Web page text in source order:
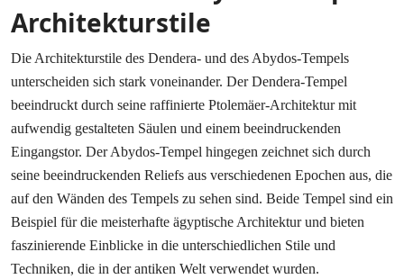
Architekturstile
Die Architekturstile des Dendera- und des Abydos-Tempels
unterscheiden sich stark voneinander. Der Dendera-Tempel
beeindruckt durch seine raffinierte Ptolemäer-Architektur mit
aufwendig gestalteten Säulen und einem beeindruckenden
Eingangstor. Der Abydos-Tempel hingegen zeichnet sich durch
seine beeindruckenden Reliefs aus verschiedenen Epochen aus, die
auf den Wänden des Tempels zu sehen sind. Beide Tempel sind ein
Beispiel für die meisterhafte ägyptische Architektur und bieten
faszinierende Einblicke in die unterschiedlichen Stile und
Techniken, die in der antiken Welt verwendet wurden.